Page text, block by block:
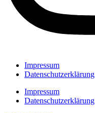
Impressum
Datenschutzerklärung
Impressum
Datenschutzerklärung